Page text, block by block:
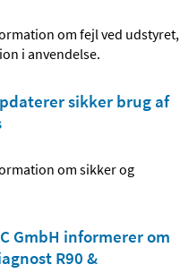
om fejl ved udstyret,
i anvendelse.
sikker brug af
om sikker og
GmbH informerer om
R90 &